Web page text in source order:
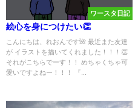
ワースタ日記
絵心を身につけたい👏
こんにちは、れおんです🌺 最近また友達
が イラストを描いてくれました！！！👏
それがこちらでーす！！ めちゃくちゃ可
愛いですよねー！！！ 『...